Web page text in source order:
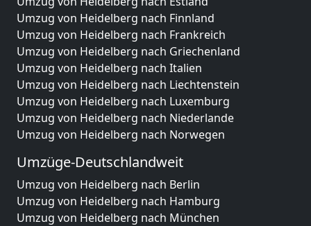
Umzug von Heidelberg nach Finnland
Umzug von Heidelberg nach Frankreich
Umzug von Heidelberg nach Griechenland
Umzug von Heidelberg nach Italien
Umzug von Heidelberg nach Liechtenstein
Umzug von Heidelberg nach Luxemburg
Umzug von Heidelberg nach Niederlande
Umzug von Heidelberg nach Norwegen
Umzüge-Deutschlandweit
Umzug von Heidelberg nach Berlin
Umzug von Heidelberg nach Hamburg
Umzug von Heidelberg nach München